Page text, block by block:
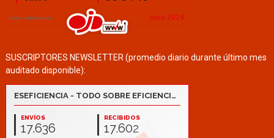
SUSCRIPTORES NEWSLETTER (promedio diario durante último mes
auditado disponible):